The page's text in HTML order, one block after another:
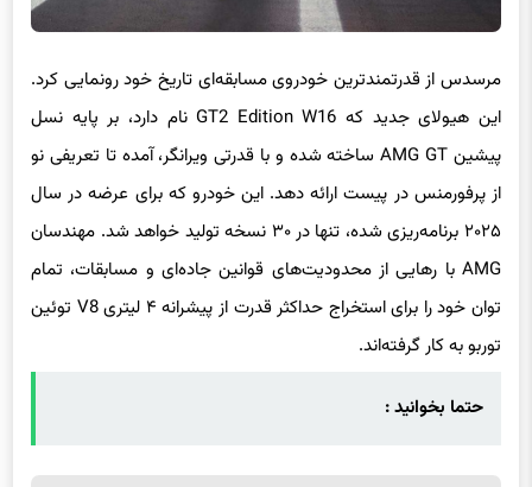
مرسدس از قدرتمندترین خودروی مسابقه‌ای تاریخ خود رونمایی کرد.
این هیولای جدید که GT2 Edition W16 نام دارد، بر پایه نسل
پیشین AMG GT ساخته شده و با قدرتی ویرانگر، آمده تا تعریفی نو
از پرفورمنس در پیست ارائه دهد. این خودرو که برای عرضه در سال
۲۰۲۵ برنامه‌ریزی شده، تنها در ۳۰ نسخه تولید خواهد شد. مهندسان
AMG با رهایی از محدودیت‌های قوانین جاده‌ای و مسابقات، تمام
توان خود را برای استخراج حداکثر قدرت از پیشرانه ۴ لیتری V8 توئین
توربو به کار گرفته‌اند.
حتما بخوانید :